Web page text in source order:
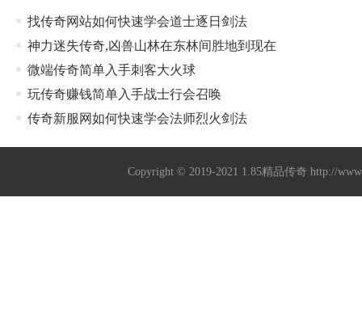
找传奇网站如何快速学会道士逐日剑法
神力迷失传奇,凶兽山林在东林间胜地到现在
微端传奇简单入手刺客大火球
玩传奇赚钱简单入手战士行会召唤
传奇新服网如何快速学会法师烈火剑法
Copyright © 2019-2021 1.85精品传奇 http://